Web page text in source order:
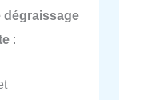
dégraissage
: